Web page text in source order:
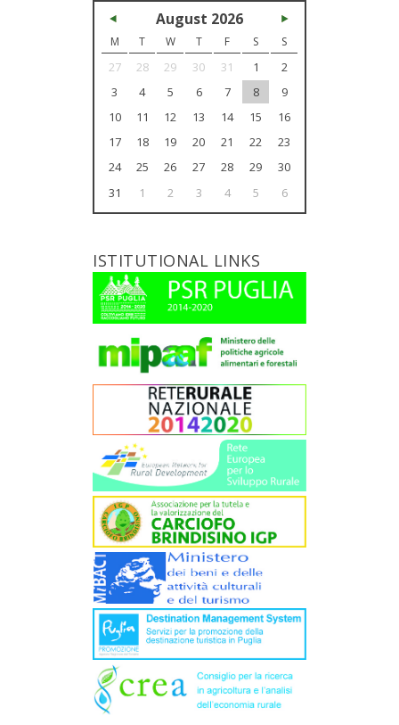
<< August 2026 >>
M T W T F S S
27 28 29 30 31 1
2
3
4 5 6 7 8
9
10
11 12 13 14 15
16
17
18 19 20 21 22
23
24
25 26 27 28 29
30
31
1 2 3 4 5 6
ISTITUTIONAL LINKS